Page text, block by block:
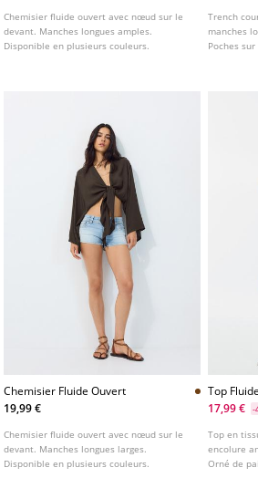
Chemisier fluide ouvert avec nœud sur le
devant. Manches longues amples.
Disponible en plusieurs couleurs.
Trench
manches
Poches
Chemisier Fluide Ouvert
19,99 €
Chemisier fluide ouvert avec nœud sur le
devant. Manches longues larges.
Disponible en plusieurs couleurs.
Top
17,99 €
-
Top en
encolure
Orné de